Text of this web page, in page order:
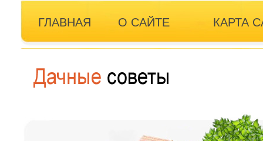
ГЛАВНАЯ О САЙТЕ КАРТА